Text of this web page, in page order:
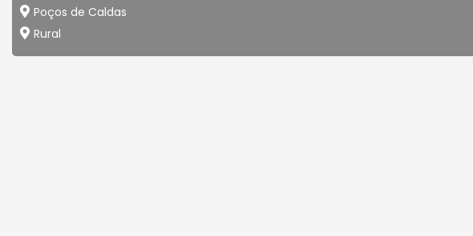
Poços de Caldas
Rural